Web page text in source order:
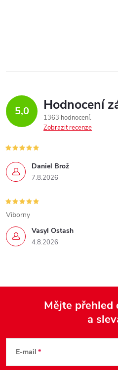
5,0 Hodnocení
1363 hodnocení
Zobrazit recenze
Daniel Brož
7.8.2026
Vasyl Ostash
4.8.2026
Viborny
Mějte přehled
a
E-mail